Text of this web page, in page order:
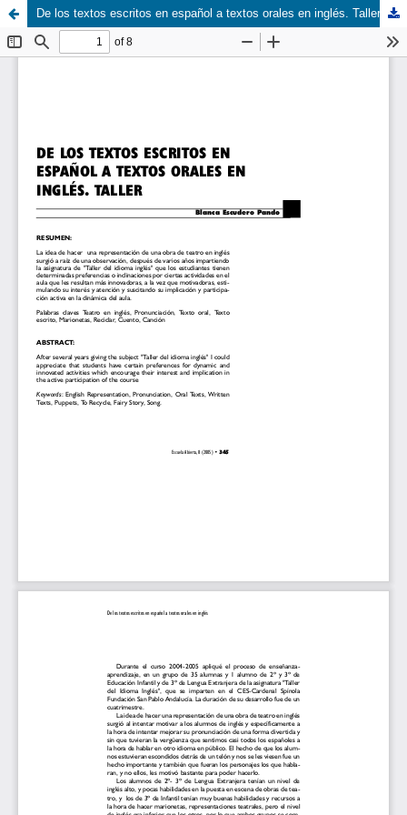
De los textos escritos en español a textos orales en inglés. Taller